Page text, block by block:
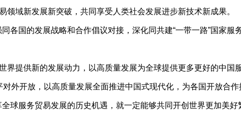
域新发展新突破，共同享受人类社会发展进步新技术新成果。
国的发展战略和合作倡议对接，深化同共建“一带一路”国家服
提供新的发展动力，以高质量发展为全球提供更多更好的中国
开放，以高质量发展全面推进中国式现代化，为各国开放合作
服务贸易发展的历史机遇，就一定能够共同开创世界更加美好